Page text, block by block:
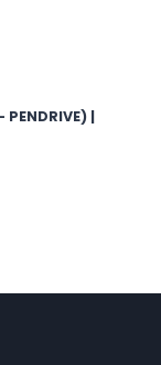
PENDRIVE) |